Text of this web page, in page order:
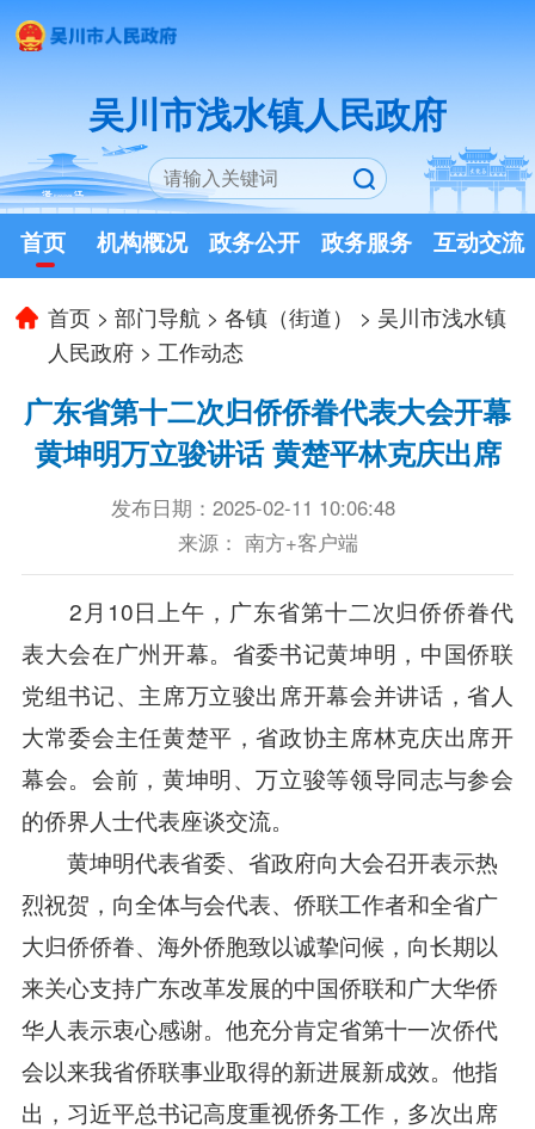
吴川市浅水镇人民政府
首页 机构概况 政务公开 政务服务 互动交流
首页 >部门导航 >各镇（街道） > 吴川市浅水镇
人民政府 > 工作动态
广东省第十二次归侨侨眷代表大会开幕
黄坤明万立骏讲话 黄楚平林克庆出席
发布日期：2025-02-11 10:06:48
来源： 南方+客户端
2月10日上午，广东省第十二次归侨侨眷代
表大会在广州开幕。省委书记黄坤明，中国侨联
党组书记、主席万立骏出席开幕会并讲话，省人
大常委会主任黄楚平，省政协主席林克庆出席开
幕会。会前，黄坤明、万立骏等领导同志与参会
的侨界人士代表座谈交流。
黄坤明代表省委、省政府向大会召开表示热
烈祝贺，向全体与会代表、侨联工作者和全省广
大归侨侨眷、海外侨胞致以诚挚问候，向长期以
来关心支持广东改革发展的中国侨联和广大华侨
华人表示衷心感谢。他充分肯定省第十一次侨代
会以来我省侨联事业取得的新进展新成效。他指
出，习近平总书记高度重视侨务工作，多次出席